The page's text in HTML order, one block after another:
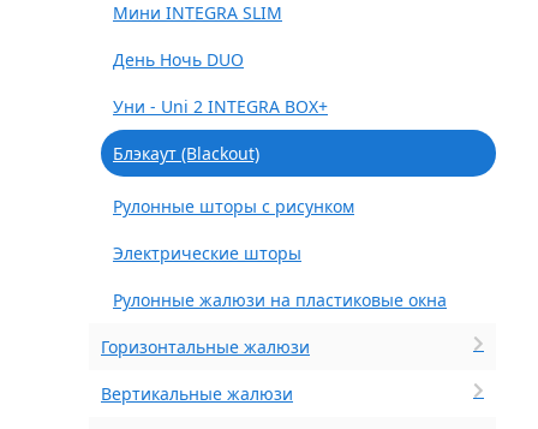
Мини INTEGRA SLIM
День Ночь DUO
Уни - Uni 2 INTEGRA BOX+
Блэкаут (Blackout)
Рулонные шторы с рисунком
Электрические шторы
Рулонные жалюзи на пластиковые окна
Горизонтальные жалюзи
Вертикальные жалюзи